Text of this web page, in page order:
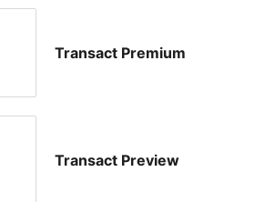
Transact Premium
Transact Preview